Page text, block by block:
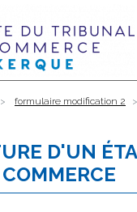
formulaire modification 2
D'UN